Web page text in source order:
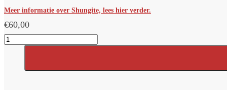
Meer informatie over Shungite, lees hier verder.
€60,00
Shungite
tegel